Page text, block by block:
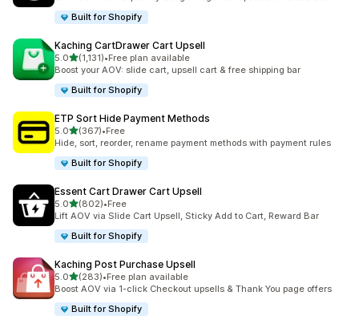
Built for Shopify
Kaching CartDrawer Cart Upsell
5.05つ星中
(1,131)
合計レビュー数：1131件
•Free plan available
Boost your AOV: slide cart, upsell cart & free shipping bar
Built for Shopify
ETP Sort Hide Payment Methods
5.05つ星中
(367)
合計レビュー数：367件
•Free
Hide, sort, reorder, rename payment methods with payment rules
Built for Shopify
Essent Cart Drawer Cart Upsell
5.05つ星中
(802)
合計レビュー数：802件
•Free
Lift AOV via Slide Cart Upsell, Sticky Add to Cart, Reward Bar
Built for Shopify
Kaching Post Purchase Upsell
5.05つ星中
(283)
合計レビュー数：283件
•Free plan available
Boost AOV via 1-click Checkout upsells & Thank You page offers
Built for Shopify